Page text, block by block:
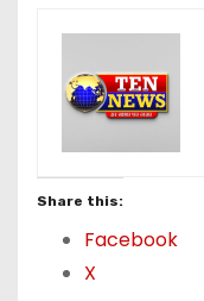
Share this:
Facebook
X